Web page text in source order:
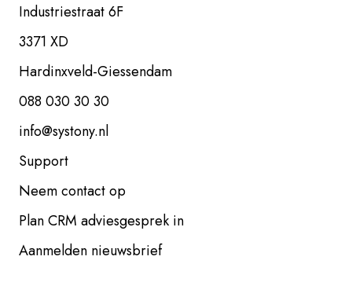
Industriestraat 6F
3371 XD
Hardinxveld-Giessendam
088 030 30 30
info@systony.nl
Support
Neem contact op
Plan CRM adviesgesprek in
Aanmelden nieuwsbrief